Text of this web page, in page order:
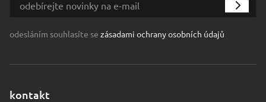
odesláním souhlasíte se zásadami ochrany osobních údajů
kontakt